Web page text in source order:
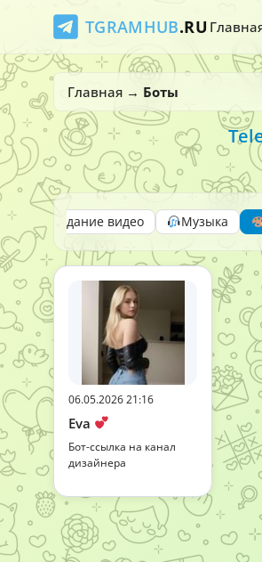
TGRAMHUB.RU
Главная → Боты
Создание видео Музыка
06.05.2026 21:16
Eva
Бот-ссылка на канал
дизайнера